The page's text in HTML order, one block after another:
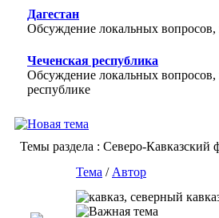
Дагестан
Обсуждение локальных
Чеченская республика
Обсуждение локальных
республике
Темы раздела : Северо-Кавказский
Тема / Автор